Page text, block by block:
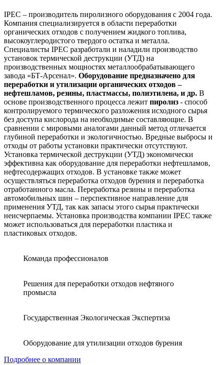
IPEC – производитель пиролизного оборудования с 2004 года.
Компания специализируется в области переработки
органических отходов с получением жидкого топлива,
высокоуглеродистого твердого остатка и металла.
Специалисты IPEC разработали и наладили производство
установок термической деструкции (УТД) на
производственных мощностях металлообрабатывающего
завода «БТ-Арсенал». Оборудование предназначено для
переработки и утилизации органических отходов –
нефтешламов, резины, пластмассы, полиэтилена, и др. В
основе производственного процесса лежит пиролиз - способ
контролируемого термического разложения исходного сырья
без доступа кислорода на необходимые составляющие. В
сравнении с мировыми аналогами данный метод отличается
глубиной переработки и экологичностью. Вредные выбросы и
отходы от работы установки практически отсутствуют.
Установка термической деструкции (УТД) экономически
эффективна как оборудование для переработки нефтешламов,
нефтесодержащих отходов. В установке также может
осуществляться переработка отходов бурения и переработка
отработанного масла. Переработка резины и переработка
автомобильных шин – перспективное направление для
применения УТД, так как запасы этого сырья практически
неисчерпаемы. Установка производства компании IPEC также
может использоваться для переработки пластика и
пластиковых отходов.
Команда профессионалов
Решения для переработки отходов нефтяного
промысла
Государственная Экологическая Экспертиза
Оборудование для утилизации отходов бурения
Подробнее о компании